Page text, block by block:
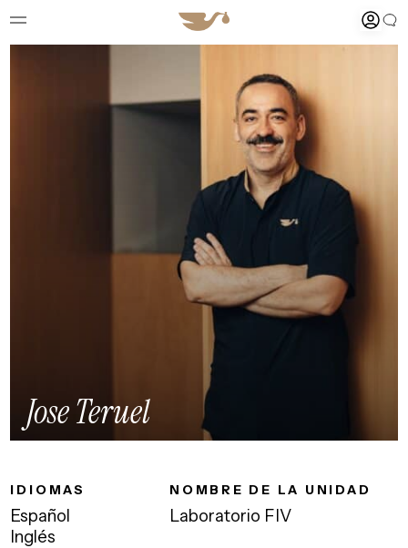
Jose Teruel
IDIOMAS
Español
Inglés
NOMBRE DE LA UNIDAD
Laboratorio FIV